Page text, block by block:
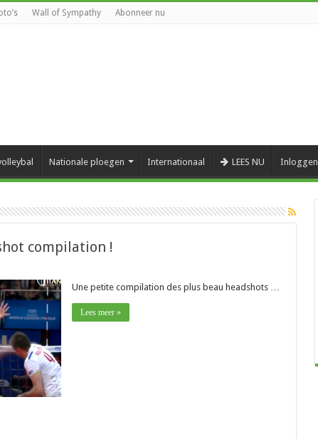
Wall of Sympathy Abonneer nu
Nationale ploegen Internationaal LEES NU Inloggen
compilation !
Une petite compilation des plus beau headshots …
Lees meer »